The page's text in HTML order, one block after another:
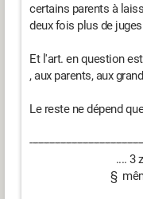
certains parents à
deux fois plus de
Et l'art. en question
, aux parents, aux
Le reste ne dépend
.... 3
§ même au